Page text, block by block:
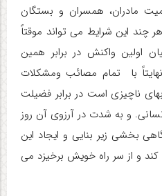
مادران، همسران و بستگان
چند این شرایط می تواند موقتاً
اولین واکنش در برابر همین
با تمام مصائب ومشکلات
ناچیزی است در برابر فضیلت
و به شدت در آرزوی آن روز
بخشی زیر بنایی و ایجاد این
و از سر راه خویش برخیزد می